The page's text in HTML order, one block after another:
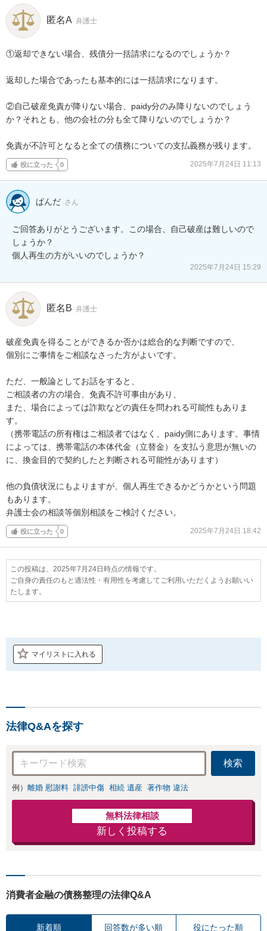
匿名A 弁護士
①返却できない場合、残債分一括請求になるのでしょうか？
返却した場合であったも基本的には一括請求になります。
②自己破産免責が降りない場合、paidy分のみ降りないのでしょう
か？それとも、他の会社の分も全て降りないのでしょうか？
免責が不許可となると全ての債務についての支払義務が残ります。
役に立った 0 2025年7月24日 11:13
ぱんだ さん
ご回答ありがとうございます。この場合、自己破産は難しいので
しょうか？
個人再生の方がいいのでしょうか？
2025年7月24日 15:29
匿名B 弁護士
破産免責を得ることができるか否かは総合的な判断ですので、
個別にご事情をご相談なさった方がよいです。
ただ、一般論としてお話をすると、
ご相談者の方の場合、免責不許可事由があり、
また、場合によっては詐欺などの責任を問われる可能性もありま
す。
（携帯電話の所有権はご相談者ではなく、paidy側にあります。事情
によっては、携帯電話の本体代金（立替金）を支払う意思が無いの
に、換金目的で契約したと判断される可能性があります）
他の負債状況にもよりますが、個人再生できるかどうかという問題
もあります。
弁護士会の相談等個別相談をご検討ください。
役に立った 0 2025年7月24日 18:42
この投稿は、2025年7月24日時点の情報です。
ご自身の責任のもと適法性・有用性を考慮してご利用いただくようお願いい
たします。
マイリストに入れる
法律Q&Aを探す
検索
例） 離婚 慰謝料 誹謗中傷 相続 遺産 著作物 違法
無料法律相談
新しく投稿する
消費者金融の債務整理の法律Q&A
新着順 回答数が多い順 役にたった順